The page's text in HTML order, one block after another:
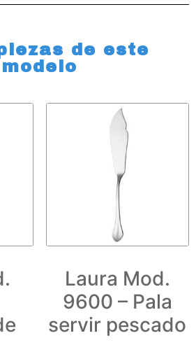
de este
modelo
Laura Mod.
9600 – Pala
servir pescado